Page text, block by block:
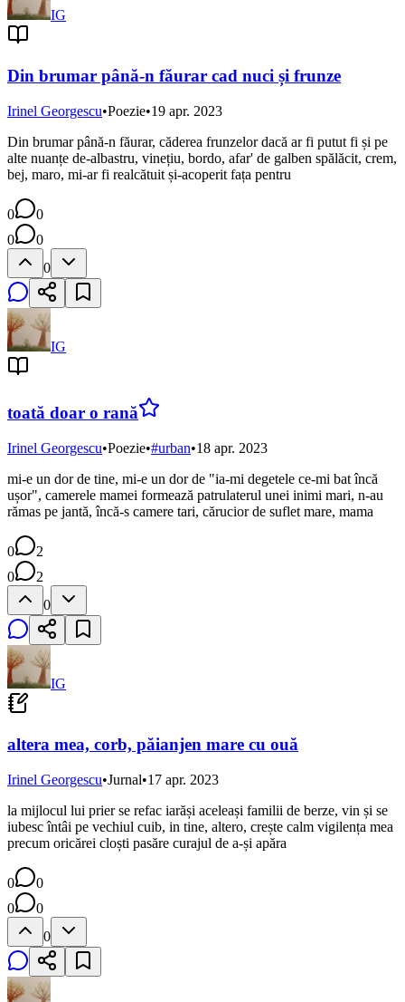
IG
Din brumar până-n făurar cad nuci și frunze
Irinel Georgescu•Poezie•19 apr. 2023
Din brumar până-n făurar, căderea frunzelor dacă ar fi putut fi și pe
alte nuanțe de-albastru, vinețiu, bordo, afar' de galben spălăcit, crem,
bej, maro, mi-ar fi realcătuit și-acoperit fața pentru
0
0
0
0
0
IG
toată doar o rană
Irinel Georgescu•Poezie•#urban•18 apr. 2023
mi-e un dor de tine, mi-e un dor de "ia-mi degetele ce-mi bat încă
ușor", camerele mamei formează patrulaterul unei inimi mari, n-au
rămas pe jantă, încă-s camere tari, cărucior de suflet mare, mama
0
2
0
2
0
IG
altera mea, corb, păianjen mare cu ouă
Irinel Georgescu•Jurnal•17 apr. 2023
la mijlocul lui prier se refac iarăși aceleași familii de berze, vin și se
iubesc întâi pe vechiul cuib, in tine, altero, crește calm vigilența mea
precum oricărei cloști pasăre curajul de a-și apăra
0
0
0
0
0